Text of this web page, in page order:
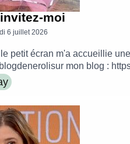
moi
6 juillet 2026
petit écran m'a accueillie
mon blog :
par Alice Krief - Les Belles